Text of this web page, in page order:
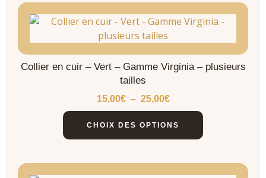
Collier en cuir – Vert – Gamme Virginia – plusieurs
tailles
15,00€ – 25,00€
CHOIX DES OPTIONS